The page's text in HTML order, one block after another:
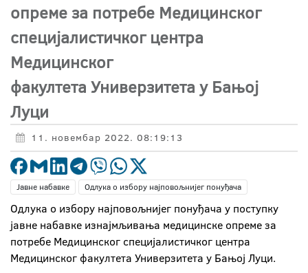
опреме за потребе Медицинског
специјалистичког центра
Медицинског
факултета Универзитета у Бањој
Луци
11. новембар 2022. 08:19:13
Јавне набавке Одлука о избору најповољнијег понуђача
Одлука о избору најповољнијег понуђача у поступку
јавне набавке изнајмљивања медицинске опреме за
потребе Медицинског специјалистичког центра
Медицинског факултета Универзитета у Бањој Луци.